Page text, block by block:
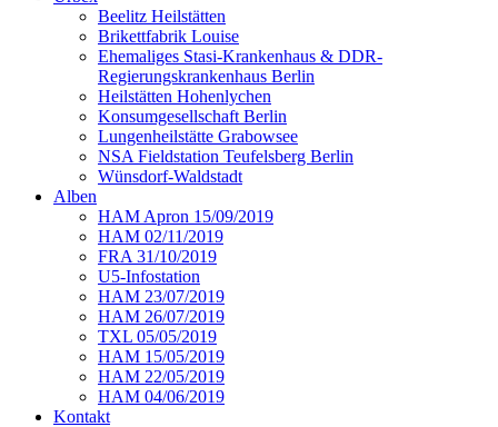
Beelitz Heilstätten
Brikettfabrik Louise
Ehemaliges Stasi-Krankenhaus & DDR-
Regierungskrankenhaus Berlin
Heilstätten Hohenlychen
Konsumgesellschaft Berlin
Lungenheilstätte Grabowsee
NSA Fieldstation Teufelsberg Berlin
Wünsdorf-Waldstadt
Alben
HAM Apron 15/09/2019
HAM 02/11/2019
FRA 31/10/2019
U5-Infostation
HAM 23/07/2019
HAM 26/07/2019
TXL 05/05/2019
HAM 15/05/2019
HAM 22/05/2019
HAM 04/06/2019
Kontakt